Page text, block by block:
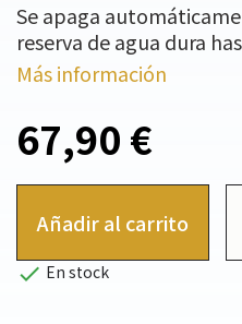
Se apaga
reserva de agua dura
Más información
67,90 €
Añadir al carrito
 En stock